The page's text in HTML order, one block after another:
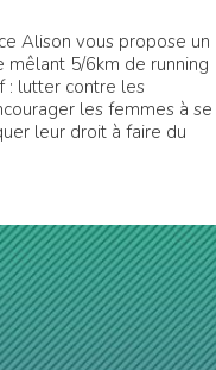
Alison vous propose un
mêlant 5/6km de running
: lutter contre les
les femmes à se
leur droit à faire du